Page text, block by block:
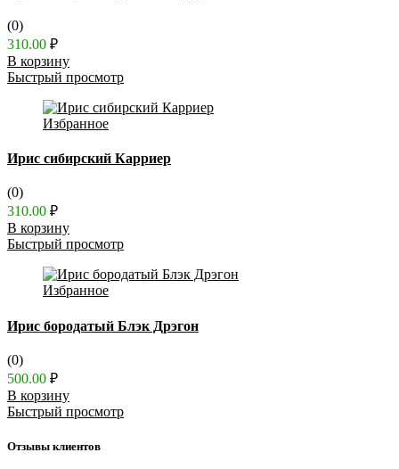
(0)
310.00 ₽
В корзину
Быстрый просмотр
Избранное
Ирис сибирский Карриер
(0)
310.00 ₽
В корзину
Быстрый просмотр
Избранное
Ирис бородатый Блэк Дрэгон
(0)
500.00 ₽
В корзину
Быстрый просмотр
Отзывы клиентов